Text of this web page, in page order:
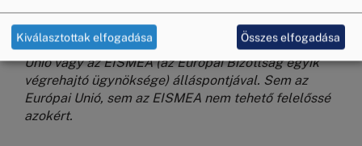
jelen tartalomban megfogalmazott álláspontok és
vélemények kizárólag a szerző(k) álláspontját
tükrözik, és nem feltétlenül egyeznek az Európai
Unió vagy az EISMEA (az Európai Bizottság egyik
végrehajtó ügynöksége) álláspontjával. Sem az
Európai Unió, sem az EISMEA nem tehető felelőssé
azokért.
Kiválasztottak elfogadása Összes elfogadása